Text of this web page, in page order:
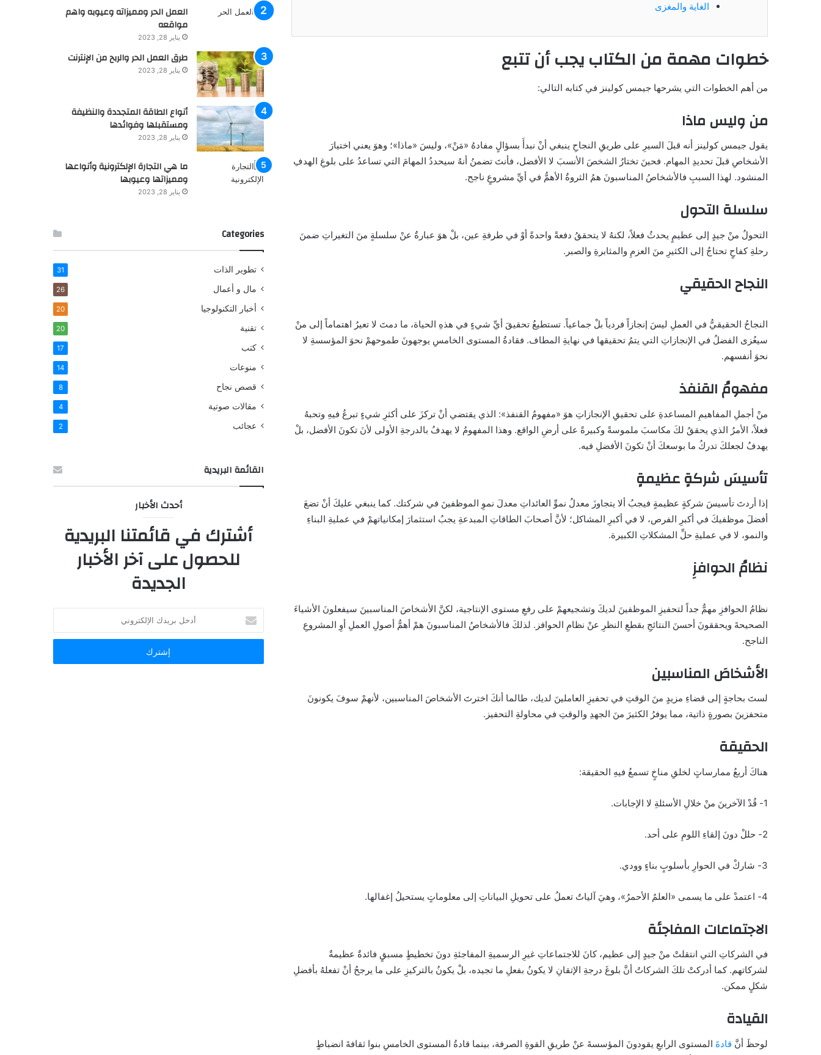
الغاية والمغزى
خطوات مهمة من الكتاب يجب أن تتبع
من أهم الخطوات التي يشرحها جيمس كولينز في كتابه التالي:
من وليس ماذا
يقول جيمس كولينز أنه قبلَ السيرِ على طريقِ النجاحِ ينبغي أنْ نبدأَ بسؤالٍ مفادهُ «مَنْ»، وليسَ «ماذا»؛ وهوَ يعني اختيارَ
الأشخاصِ قبلَ تحديدِ المهام. فحينَ تختارُ الشخصَ الأنسبَ لا الأفضل، فأنتَ تضمنُ أنهُ سيحددُ المهامَ التي تساعدُ على بلوغِ الهدفِ
المنشود. لهذا السببِ فالأشخاصُ المناسبونَ همُ الثروةُ الأهمُّ في أيِّ مشروعٍ ناجح.
سلسلة التحول
التحولُ منْ جيدٍ إلى عظيمٍ يحدثُ فعلاً، لكنهُ لا يتحققُ دفعةً واحدةً أوْ في طرفةِ عين، بلْ هوَ عبارةٌ عنْ سلسلةٍ منَ التغيراتِ ضمنَ
رحلةِ كفاحٍ تحتاجُ إلى الكثيرِ منَ العزمِ والمثابرةِ والصبر.
النجاح الحقيقي
النجاحُ الحقيقيُّ في العملِ ليسَ إنجازاً فردياً بلْ جماعياً. تستطيعُ تحقيقَ أيِّ شيءٍ في هذهِ الحياة، ما دمتَ لا تعيرُ اهتماماً إلى منْ
سيعُزى الفضلُ في الإنجازاتِ التي يتمُ تحقيقها في نهايةِ المطاف. فقادةُ المستوى الخامسِ يوجهونَ طموحهمْ نحوَ المؤسسةِ لا
نحوَ أنفسهم.
مفهومُ القنفذ
منْ أجملِ المفاهيمِ المساعدةِ على تحقيقِ الإنجازاتِ هوَ «مفهومُ القنفذ»: الذي يقتضي أنْ تركزَ على أكثرِ شيءٍ تبرعُ فيهِ وتحبهُ
فعلاً، الأمرُ الذي يحققُ لكَ مكاسبَ ملموسةً وكبيرةً على أرضِ الواقع. وهذا المفهومُ لا يهدفُ بالدرجةِ الأولى لأنَ تكونَ الأفضل، بلْ
يهدفُ لجعلكَ تدركُ ما بوسعكَ أنْ تكونَ الأفضلِ فيه.
تأسيسَ شركةٍ عظيمةٍ
إذا أردتَ تأسيسَ شركةٍ عظيمةٍ فيجبُ ألا يتجاوزَ معدلُ نموِّ العائداتِ معدلَ نموِ الموظفينَ في شركتك. كما ينبغي عليكَ أنْ تضعَ
أفضلَ موظفيكَ في أكبرِ الفرص، لا في أكبرِ المشاكل؛ لأنَّ أصحابَ الطاقاتِ المبدعةِ يجبُ استثمارَ إمكانياتهمْ في عمليةِ البناءِ
والنمو، لا في عمليةِ حلِّ المشكلاتِ الكبيرة.
نظامُ الحوافزِ
نظامُ الحوافزِ مهمٌّ جداً لتحفيزِ الموظفينَ لديكَ وتشجيعهمْ على رفعِ مستوى الإنتاجية، لكنَّ الأشخاصَ المناسبينَ سيفعلونَ الأشياءَ
الصحيحةَ ويحققونَ أحسنَ النتائجِ بقطعِ النظرِ عنْ نظامِ الحوافز. لذلكَ فالأشخاصُ المناسبونَ همْ أهمُّ أصولِ العملِ أوِ المشروعِ
الناجح.
الأشخاصَ المناسبين
لستَ بحاجةٍ إلى قضاءِ مزيدٍ منَ الوقتِ في تحفيزِ العاملينَ لديك، طالما أنكَ اخترتَ الأشخاصَ المناسبين، لأنهمْ سوفَ يكونونَ
متحفزينَ بصورةٍ ذاتية، مما يوفرُ الكثيرَ منَ الجهدِ والوقتِ في محاولةِ التحفيز.
الحقيقة
هناكَ أربعُ ممارساتٍ لخلقِ مناخٍ تسمعُ فيهِ الحقيقة:
1- قُدْ الآخرينَ منْ خلالِ الأسئلةِ لا الإجابات.
2- حللْ دونَ إلقاءِ اللومِ على أحد.
3- شاركْ في الحوارِ بأسلوبٍ بناءٍ وودي.
4- اعتمدْ على ما يسمى «العلمُ الأحمرُ»، وهيَ آلياتٌ تعملُ على تحويلِ البياناتِ إلى معلوماتٍ يستحيلُ إغفالها.
الاجتماعات المفاجئة
في الشركاتِ التي انتقلتْ منْ جيدٍ إلى عظيم، كانَ للاجتماعاتِ غيرِ الرسميةِ المفاجئةِ دونَ تخطيطٍ مسبقٍ فائدةٌ عظيمةٌ
لشركاتهم. كما أدركتْ تلكَ الشركاتُ أنَّ بلوغَ درجةِ الإتقانِ لا يكونُ بفعلِ ما تجيده، بلْ يكونُ بالتركيزِ على ما يرجحُ أنْ تفعلهُ بأفضلِ
شكلٍ ممكن.
القيادة
لوحظَ أنَّ قادةَ المستوى الرابعِ يقودونَ المؤسسةَ عنْ طريقِ القوةِ الصرفة، بينما قادةُ المستوى الخامسِ بنوا ثقافةَ انضباطٍ
العمل الحر ومميزاته وعيوبه واهم
مواقعه
يناير 28, 2023
طرق العمل الحر والربح من الإنترنت
يناير 28, 2023
أنواع الطاقة المتجددة والنظيفة
ومستقبلها وفوائدها
يناير 28, 2023
ما هي التجارة الإلكترونية وأنواعها
ومميزاتها وعيوبها
يناير 28, 2023
Categories
تطوير الذات 31
مال و أعمال 26
أخبار التكنولوجيا 20
تقنية 20
كتب 17
منوعات 14
قصص نجاح 8
مقالات صوتية 4
عجائب 2
القائمة البريدية
أحدث الأخبار
أشترك في قائمتنا البريدية
للحصول على آخر الأخبار
الجديدة
بريدك
الإلكتروني